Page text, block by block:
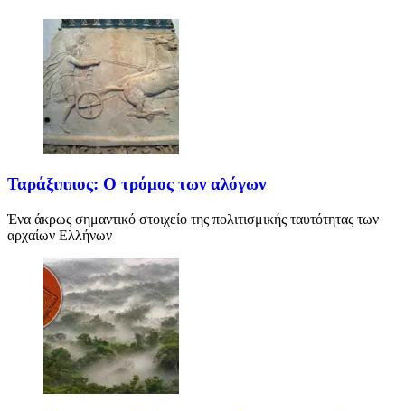
Ταράξιππος: Ο τρόμος των αλόγων
Ένα άκρως σημαντικό στοιχείο της πολιτισμικής ταυτότητας των
αρχαίων Ελλήνων